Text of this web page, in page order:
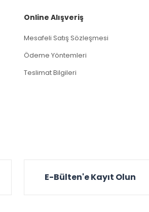
Online Alışveriş
Mesafeli Satış Sözleşmesi
Ödeme Yöntemleri
Teslimat Bilgileri
E-Bülten'e Kayıt Olun